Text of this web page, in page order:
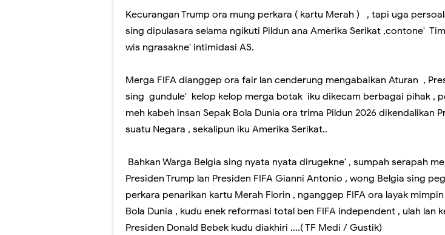
Kecurangan Trump ora mung perkara ( kartu Merah ) , tapi uga
sing dipulasara selama ngikuti Pildun ana Amerika Serikat ,contone'
wis ngrasakne' intimidasi AS.
Merga FIFA dianggep ora fair lan cenderung mengabaikan Aturan ,
sing gundule' kelop kelop merga botak iku dikecam berbagai pihak ,
meh kabeh insan Sepak Bola Dunia ora trima Pildun 2026 dikendalikan
suatu Negara , sekalipun iku Amerika Serikat..
Bahkan Warga Belgia sing nyata nyata dirugekne' , sumpah serapah
Presiden Trump lan Presiden FIFA Gianni Antonio , wong Belgia sing
perkara penarikan kartu Merah Florin , nganggep FIFA ora layak
Bola Dunia , kudu enek reformasi total ben FIFA independent , ulah lan
Presiden Donald Bebek kudu diakhiri ....( TF Medi / Gustik)